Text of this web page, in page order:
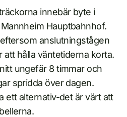
innebär byte i
Hauptbahnhof.
anslutningstågen
att hålla väntetiderna korta.
ungefär 8 timmar och
spridda över dagen.
ett alternativ-det är värt att